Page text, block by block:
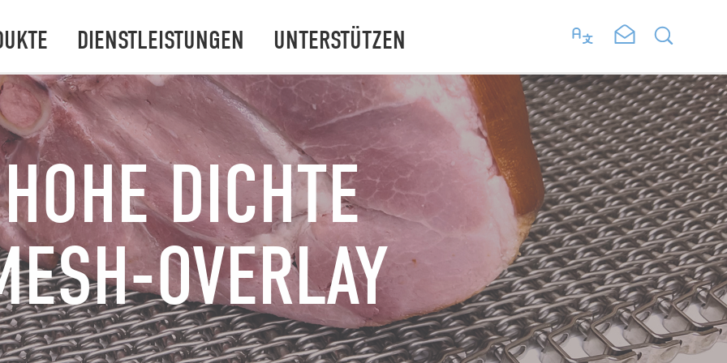
DIENSTLEISTUNGEN UNTERSTÜTZEN
HOHE DICHTE
OVERLAY